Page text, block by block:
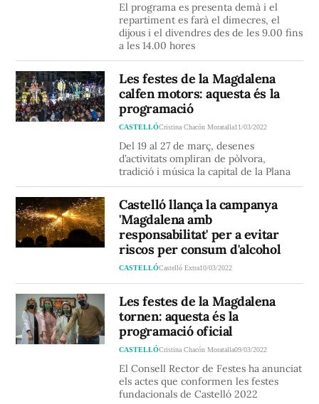
El programa es presenta demà i el
repartiment es farà el dimecres, el
dijous i el divendres des de les 9.00 fins
a les 14.00 hores
Les festes de la Magdalena
calfen motors: aquesta és la
programació
CASTELLÓCristina Chacón Moratalla11/03/2022
Del 19 al 27 de març, desenes
d’activitats ompliran de pòlvora,
tradició i música la capital de la Plana
Castelló llança la campanya
'Magdalena amb
responsabilitat' per a evitar
riscos per consum d'alcohol
CASTELLÓCastelló Extra10/03/2022
Les festes de la Magdalena
tornen: aquesta és la
programació oficial
CASTELLÓCristina Chacón Moratalla09/03/2022
El Consell Rector de Festes ha anunciat
els actes que conformen les festes
fundacionals de Castelló 2022